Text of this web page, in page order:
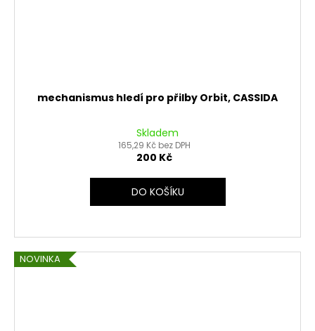
mechanismus hledí pro přilby Orbit, CASSIDA
Skladem
165,29 Kč bez DPH
200 Kč
DO KOŠÍKU
NOVINKA